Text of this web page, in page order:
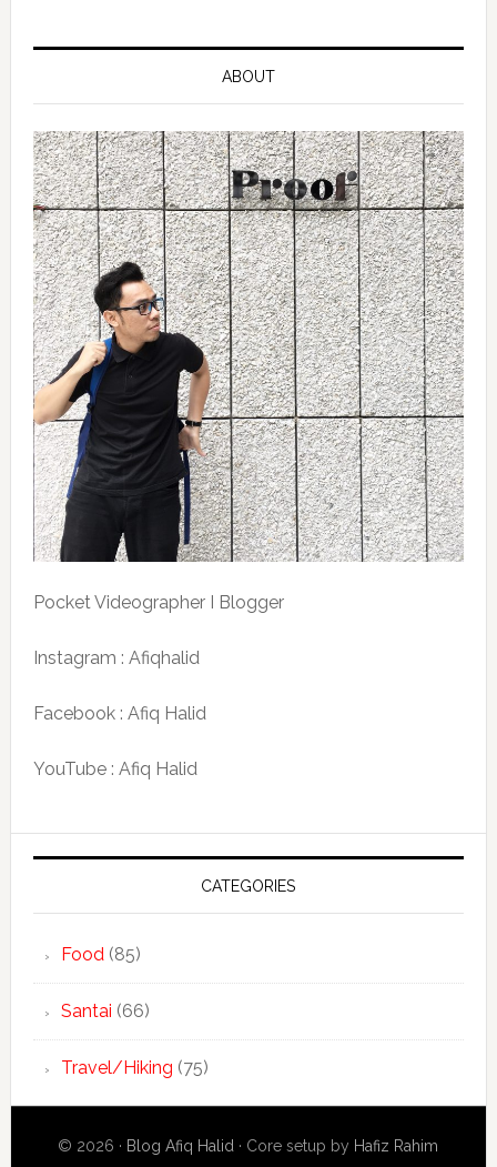
ABOUT
Pocket Videographer I Blogger
Instagram : Afiqhalid
Facebook : Afiq Halid
YouTube : Afiq Halid
CATEGORIES
Food(85)
Santai (66)
Travel/Hiking (75)
© 2026 · Blog Afiq Halid · Core setup by Hafiz Rahim